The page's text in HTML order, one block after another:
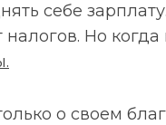
себе
Но
о своем